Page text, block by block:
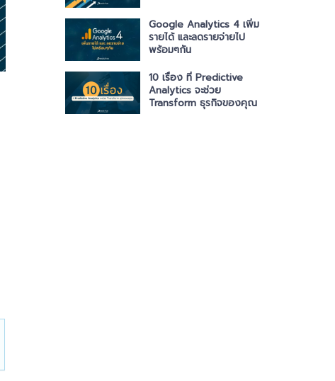
Google Analytics 4 เพิ่ม
รายได้ และลดรายจ่ายไป
พร้อมๆกัน
10 เรื่อง ที่ Predictive
Analytics จะช่วย
Transform ธุรกิจของคุณ